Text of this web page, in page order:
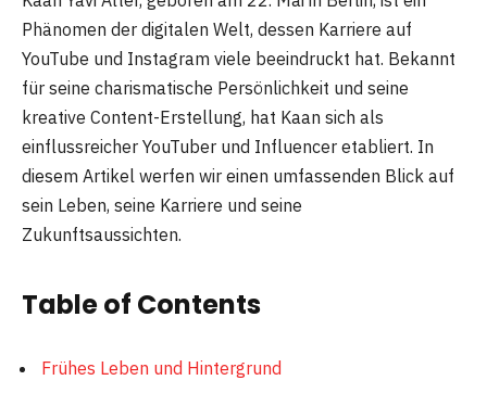
Phänomen der digitalen Welt, dessen Karriere auf
YouTube und Instagram viele beeindruckt hat. Bekannt
für seine charismatische Persönlichkeit und seine
kreative Content-Erstellung, hat Kaan sich als
einflussreicher YouTuber und Influencer etabliert. In
diesem Artikel werfen wir einen umfassenden Blick auf
sein Leben, seine Karriere und seine
Zukunftsaussichten.
Table of Contents
Frühes Leben und Hintergrund